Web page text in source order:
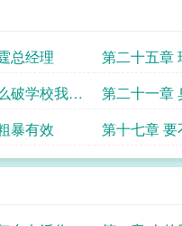
总经理 第二十五章
破学校我怎
第二十一章
城
暴有效 第十七章